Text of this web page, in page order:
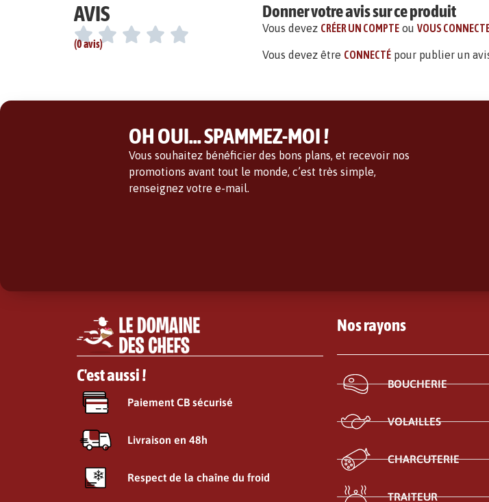
AVIS
(0 avis)
Donner votre avis sur ce produit
Vous devez CRÉER UN COMPTEou VOUS
Vous devez être CONNECTÉpour publier un
OH OUI... SPAMMEZ-MOI !
Vous souhaitez bénéficier des bons plans, et recevoir nos
promotions avant tout le monde, c’est très simple,
renseignez votre e-mail.
C'est aussi !
Paiement CB sécurisé
Livraison en 48h
Respect de la chaîne du froid
Nos rayons
BOUCHERIE
VOLAILLES
CHARCUTERIE
TRAITEUR